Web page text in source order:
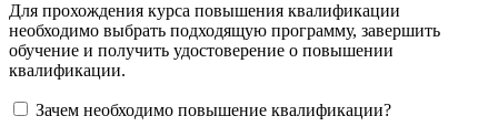
Для прохождения курса повышения квалификации
необходимо выбрать подходящую программу, завершить
обучение и получить удостоверение о повышении
квалификации.
Зачем необходимо повышение квалификации?